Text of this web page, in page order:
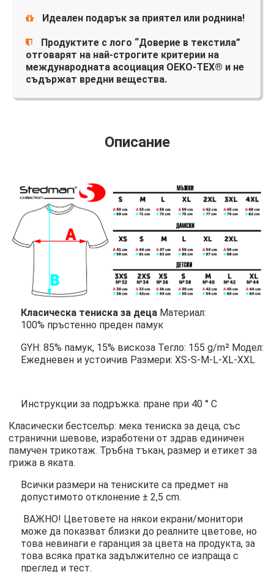
Идеален подарък за приятел или роднина!
Продуктите с лого “Доверие в текстила”
отговарят на най-строгите критерии на
международната асоциация OEKO-TEX® и не
съдържат вредни вещества.
Описание
Класическа тениска за деца Материал:
100% пръстенно преден памук
GYH: 85% памук, 15% вискоза Тегло: 155 g/m² Модел:
Ежедневен и устоичив Размери: XS-S-M-L-XL-XXL
Инструкции за подръжка: пране при 40 ° C
Класически бестселър: мека тениска за деца, със
странични шевове, изработени от здрав единичен
памучен трикотаж. Тръбна тъкан, размер и етикет за
грижа в яката.
Всички размери на тениските са предмет на
допустимото отклонение ± 2,5 cm.
ВАЖНО! Цветовете на някои екрани/монитори
може да показват близки до реалните цветове, но
това невинаги е гаранция за цвета на продукта, за
това всяка пратка задължително се изпраща с
преглед и тест.